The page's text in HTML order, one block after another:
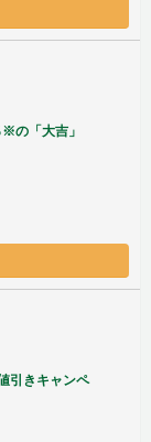
の「大吉」
引きキャンペ